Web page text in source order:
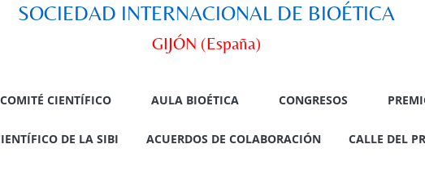
SOCIEDAD INTERNACIONAL DE BIOÉTICA
GIJÓN (España)
COMITÉ CIENTÍFICO AULA BIOÉTICA CONGRESOS
DE LA SIBI ACUERDOS DE COLABORACIÓN CALLE DEL